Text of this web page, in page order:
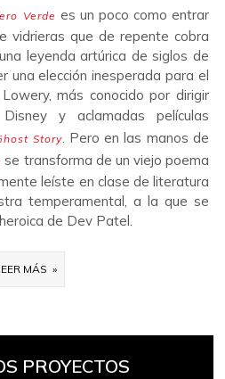
Verde es un poco como entrar
vidrieras que de repente cobra
leyenda artúrica de siglos de
una elección inesperada para el
más conocido por dirigir
y aclamadas películas
Story. Pero en las manos de
se transforma de un viejo poema
leíste en clase de literatura
temperamental, a la que se
de Dev Patel.
MÁS »
PROYECTOS